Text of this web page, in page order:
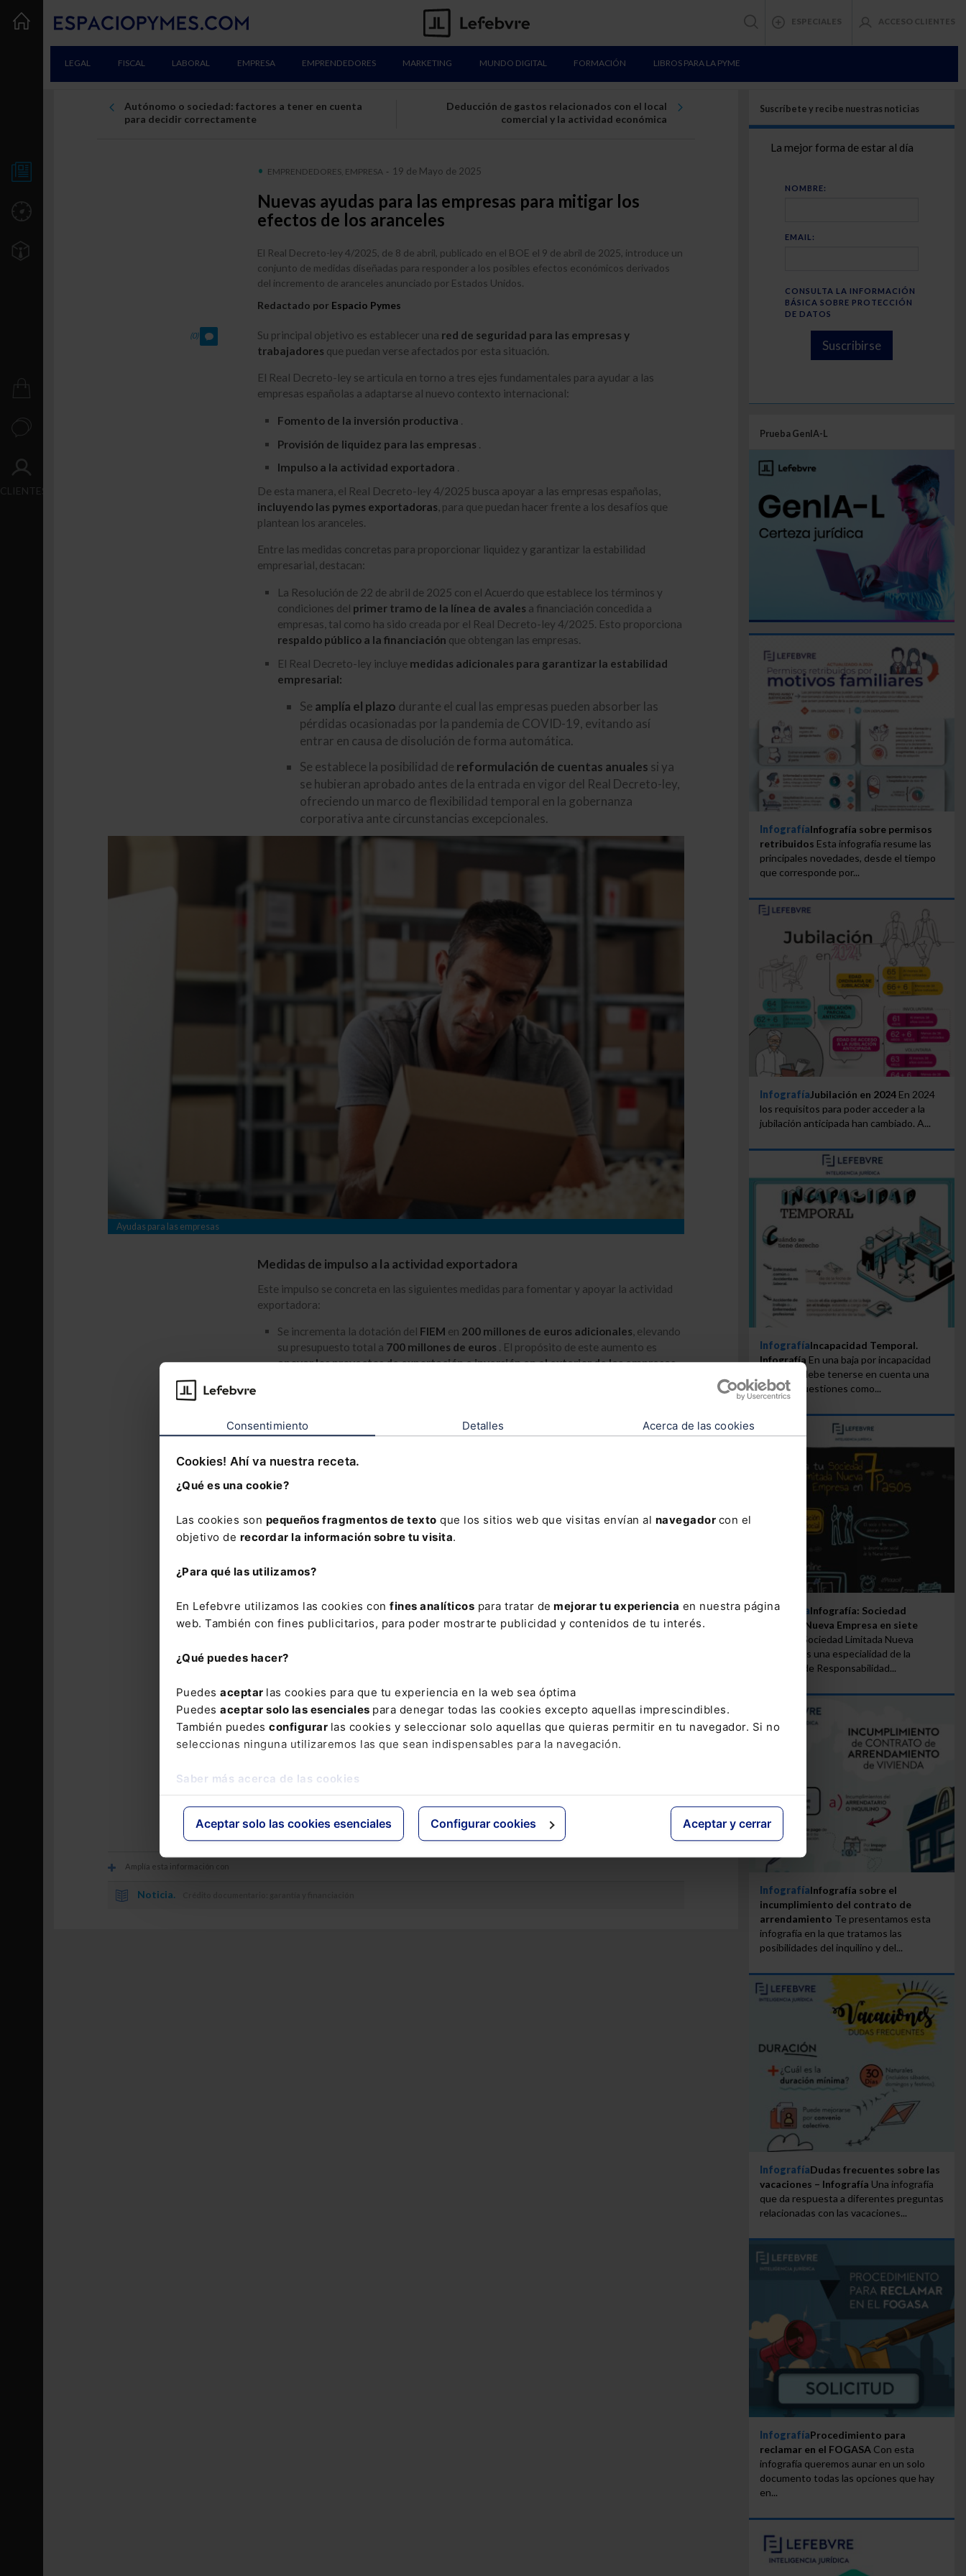
Consentimiento Detalles Acerca de las cookies
Cookies! Ahí va nuestra receta.
¿Qué es una cookie?
Las cookies son pequeños fragmentos de texto que los sitios web que visitas envían al navegador con el
objetivo de recordar la información sobre tu visita.
¿Para qué las utilizamos?
En Lefebvre utilizamos las cookies con fines analíticos para tratar de mejorar tu experiencia en nuestra página
web. También con fines publicitarios, para poder mostrarte publicidad y contenidos de tu interés.
¿Qué puedes hacer?
Puedes aceptar las cookies para que tu experiencia en la web sea óptima
Puedes aceptar solo las esenciales para denegar todas las cookies excepto aquellas imprescindibles.
También puedes configurar las cookies y seleccionar solo aquellas que quieras permitir en tu navegador. Si no
seleccionas ninguna utilizaremos las que sean indispensables para la navegación.
Saber más acerca de las cookies
Aceptar solo las cookies esenciales Configurar cookies Aceptar y cerrar
ESPECIALES ACCESO CLIENTES
LEGAL FISCAL LABORAL EMPRESA EMPRENDEDORES MARKETING MUNDO DIGITAL FORMACIÓN LIBROS PARA LA PYME
CLIENTES
Autónomo o sociedad: factores a tener en cuenta
para decidir correctamente
Deducción de gastos relacionados con el local
comercial y la actividad económica
EMPRENDEDORES, EMPRESA- 19 de Mayo de 2025
Nuevas ayudas para las empresas para mitigar los
efectos de los aranceles
El Real Decreto-ley 4/2025, de 8 de abril, publicado en el BOE el 9 de abril de 2025, introduce un
conjunto de medidas diseñadas para responder a los posibles efectos económicos derivados
del incremento de aranceles anunciado por Estados Unidos.
Redactado por Espacio Pymes
(0) Su principal objetivo es establecer una red de seguridad para las empresas y
trabajadores que puedan verse afectados por esta situación.
El Real Decreto-ley se articula en torno a tres ejes fundamentales para ayudar a las
empresas españolas a adaptarse al nuevo contexto internacional:
Fomento de la inversión productiva .
Provisión de liquidez para las empresas
Impulso a la actividad exportadora .
De esta manera, el Real Decreto-ley 4/2025 busca apoyar a las empresas españolas,
incluyendo las pymes exportadoras , para que puedan hacer frente a los desafíos que
plantean los aranceles.
Entre las medidas concretas para proporcionar liquidez y garantizar la estabilidad
empresarial, destacan:
La Resolución de 22 de abril de 2025 con el Acuerdo que establece los términos y
condiciones del primer tramo de la línea de avales a financiación concedida a
empresas, tal como ha sido creada por el Real Decreto-ley 4/2025. Esto proporciona
respaldo público a la financiación que obtengan las empresas.
El Real Decreto-ley incluye medidas adicionales para garantizar la estabilidad
empresarial:
Se amplía el plazo durante el cual las empresas pueden absorber las
pérdidas ocasionadas por la pandemia de COVID-19, evitando así
entrar en causa de disolución de forma automática.
Se establece la posibilidad de reformulación de cuentas anuales si ya
se hubieran aprobado antes de la entrada en vigor del Real Decreto-ley,
ofreciendo un marco de flexibilidad temporal en la gobernanza
corporativa ante circunstancias excepcionales.
Ayudas para las empresas
Medidas de impulso a la actividad exportadora
Este impulso se concreta en las siguientes medidas para fomentar y apoyar la actividad
exportadora:
Se incrementa la dotación del FIEM en 200 millones de euros adicionales , elevando
su presupuesto total a 700 millones de euros . El propósito de este aumento es
apoyar los proyectos de exportación e inversión en el exterior de las empresas
Se incluyen
no reembolsable. Estos fondos están dirigidos específicamente aapoyar iniciativas
proyectos de diversificación en terceros países
españolas afectadas por la política proteccionista de Estados Unidos. Esto ayuda a
Se aumenta el límite máximo de cobertura que ofrece la Compañía Española de
Seguros de Crédito a la Exportación (CESCE) desde 9.000 millones hasta
millones de euros en coberturas
la exportación son cruciales para mitigar los riesgos financieros asociados a las
operaciones comerciales en el exterior.
(CARI). Aunque no es una medida directa de fomento per se, esta reforma busca
pública), lo que permite mantener la protección ante la volatilidad de tipos de interés
y, por ende, facilitar el acceso a financiación bancaria para las empresas.
Amplía esta información con
Noticia.
Suscríbete y recibe nuestras noticias
La mejor forma de estar al día
NOMBRE:
EMAIL:
CONSULTA LA INFORMACIÓN
BÁSICA SOBRE PROTECCIÓN
DE DATOS
Suscribirse
Prueba GenIA-L
InfografíaInfografía sobre permisos
retribuidos Esta infografía resume las
principales novedades, desde el tiempo
que corresponde por...
InfografíaJubilación en 2024En 2024
los requisitos para poder acceder a la
jubilación anticipada han cambiado. A...
InfografíaIncapacidad Temporal.
Infografía En una baja por incapacidad
temporal debe tenerse en cuenta una
serie de cuestiones como...
InfografíaInfografía: Sociedad
Limitada Nueva Empresa en siete
La Sociedad Limitada Nueva
Empresa es una especialidad de la
Sociedad de Responsabilidad...
InfografíaInfografía sobre el
incumplimiento del contrato de
arrendamiento Te presentamos esta
infografía en la que tratamos las
posibilidades del inquilino y del...
InfografíaDudas frecuentes sobre las
vacaciones – Infografía Una infografía
que da respuesta a diferentes preguntas
relacionadas con las vacaciones...
InfografíaProcedimiento para
reclamar en el FOGASA Con esta
infografía queremos aunar en un solo
documento todas las opciones que hay
en...